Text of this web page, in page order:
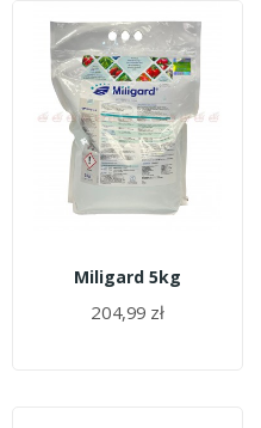
Miligard 5kg
204,99 zł